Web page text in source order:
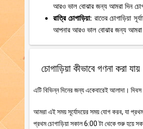
আরও ভাল বোঝার জন্য আমরা দিন
রাত্রি চোগাড়িয়া: রাতের চোগাড়িয়া
আপনার আরও ভাল বোঝার জন্য আমরা
চোগাড়িয়া কীভাবে গণনা করা যায়
এটি বিভিন্ন দিনের জন্য একেবারেই আলাদা।
আমরা এই সময় সূর্যোদয়ের সময় যোগ করব, যা
প্রথম চোগাড়িয়া সকাল 6:00 টা থেকে শুরু হয়ে